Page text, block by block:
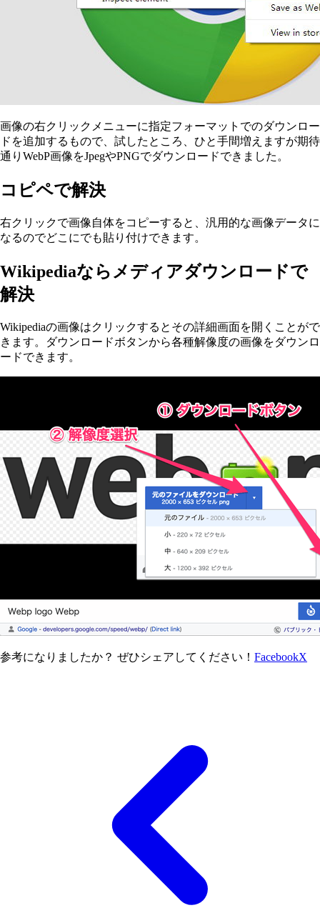
画像の右クリックメニューに指定フォーマットでのダウンロー
ドを追加するもので、試したところ、ひと手間増えますが期待
通りWebP画像をJpegやPNGでダウンロードできました。
コピペで解決
右クリックで画像自体をコピーすると、汎用的な画像データに
なるのでどこにでも貼り付けできます。
Wikipediaならメディアダウンロードで
解決
Wikipediaの画像はクリックするとその詳細画面を開くことがで
きます。ダウンロードボタンから各種解像度の画像をダウンロ
ードできます。
参考になりましたか？ ぜひシェアしてください！ FacebookX